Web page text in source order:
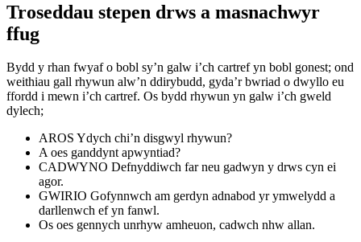
Troseddau stepen drws a masnachwyr
ffug
Bydd y rhan fwyaf o bobl sy’n galw i’ch cartref yn bobl gonest; ond
weithiau gall rhywun alw’n ddirybudd, gyda’r bwriad o dwyllo eu
ffordd i mewn i’ch cartref. Os bydd rhywun yn galw i’ch gweld
dylech;
AROS Ydych chi’n disgwyl rhywun?
A oes ganddynt apwyntiad?
CADWYNO Defnyddiwch far neu gadwyn y drws cyn ei
agor.
GWIRIO Gofynnwch am gerdyn adnabod yr ymwelydd a
darllenwch ef yn fanwl.
Os oes gennych unrhyw amheuon, cadwch nhw allan.